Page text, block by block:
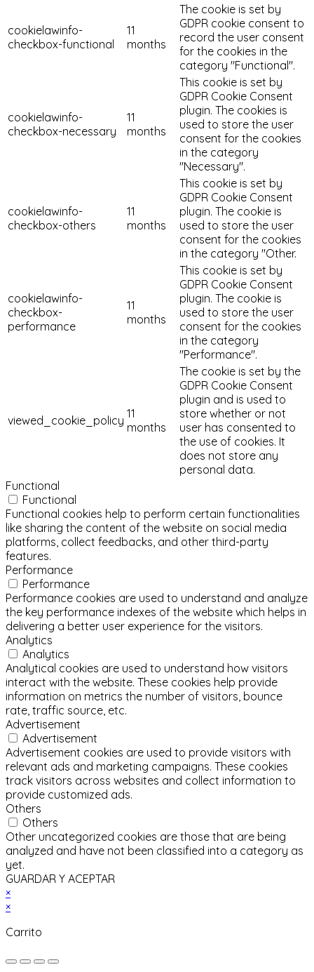
cookielawinfo-
checkbox-functional
11
months
The cookie is set by
GDPR cookie consent to
record the user consent
for the cookies in the
category "Functional".
cookielawinfo-
checkbox-necessary
11
months
This cookie is set by
GDPR Cookie Consent
plugin. The cookies is
used to store the user
consent for the cookies
in the category
"Necessary".
cookielawinfo-
checkbox-others
11
months
This cookie is set by
GDPR Cookie Consent
plugin. The cookie is
used to store the user
consent for the cookies
in the category "Other.
cookielawinfo-
checkbox-
performance
11
months
This cookie is set by
GDPR Cookie Consent
plugin. The cookie is
used to store the user
consent for the cookies
in the category
"Performance".
viewed_cookie_policy 11
months
The cookie is set by the
GDPR Cookie Consent
plugin and is used to
store whether or not
user has consented to
the use of cookies. It
does not store any
personal data.
Functional
Functional
Functional cookies help to perform certain functionalities
like sharing the content of the website on social media
platforms, collect feedbacks, and other third-party
features.
Performance
Performance
Performance cookies are used to understand and analyze
the key performance indexes of the website which helps in
delivering a better user experience for the visitors.
Analytics
Analytics
Analytical cookies are used to understand how visitors
interact with the website. These cookies help provide
information on metrics the number of visitors, bounce
rate, traffic source, etc.
Advertisement
Advertisement
Advertisement cookies are used to provide visitors with
relevant ads and marketing campaigns. These cookies
track visitors across websites and collect information to
provide customized ads.
Others
Others
Other uncategorized cookies are those that are being
analyzed and have not been classified into a category as
yet.
GUARDAR Y ACEPTAR
×
×
Carrito